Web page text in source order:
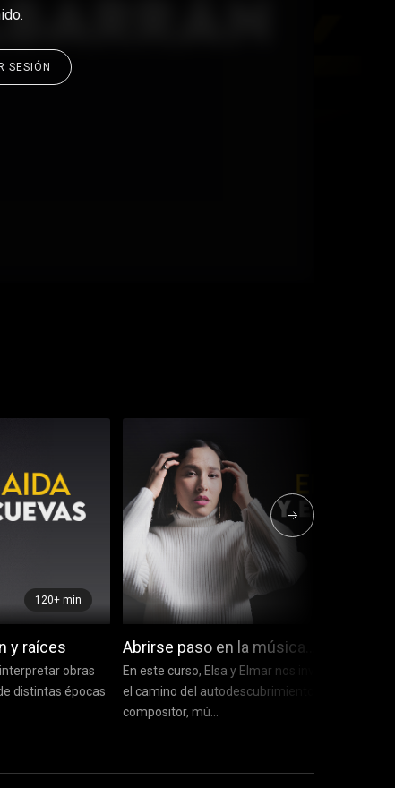
SESIÓN
120+ min
y raíces
obras
distintas épocas
Abrirse paso en la música…
En este curso, Elsa y Elmar nos invita a explorar
el camino del autodescubrimiento como
compositor, mú...